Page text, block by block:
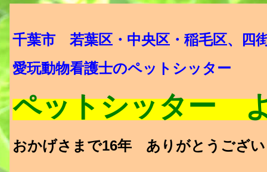
千葉市 若葉区・中央区・稲毛区、四
愛玩動物看護士のペットシッター
ペットシッター
おかげさまで16年 ありがとうござ